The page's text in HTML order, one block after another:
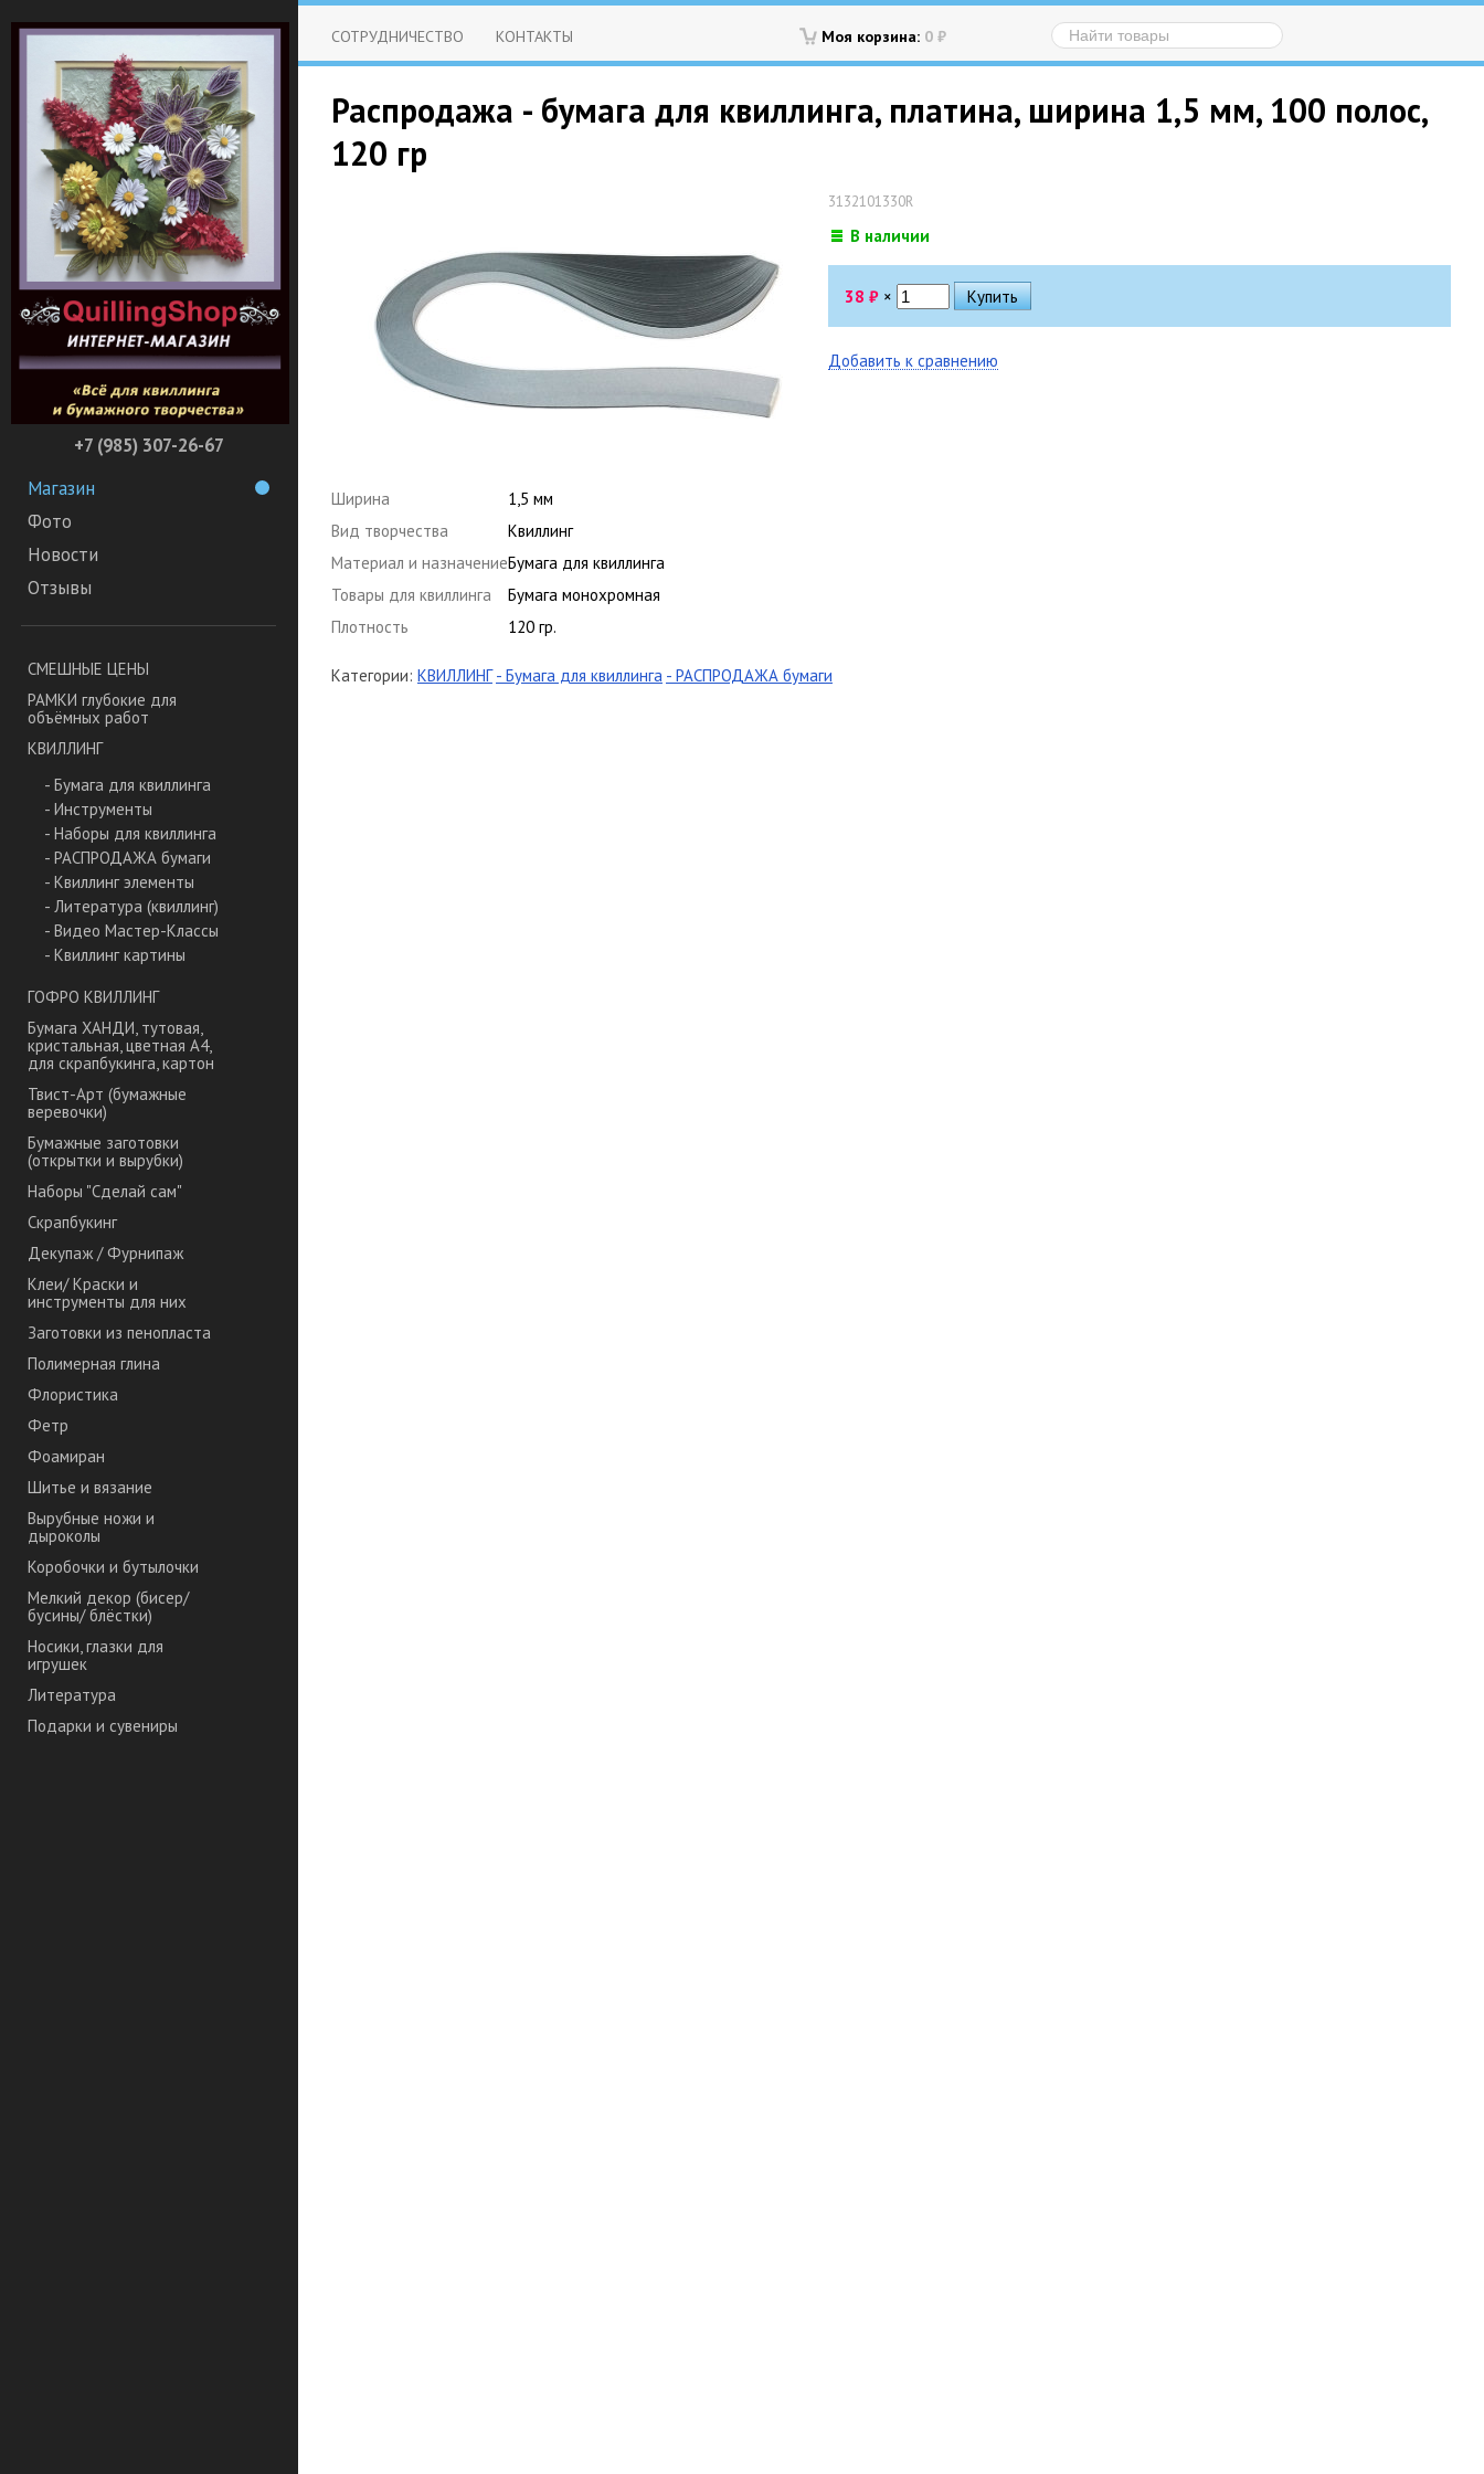
+7 (985) 307-26-67
Магазин
Фото
Новости
Отзывы
СМЕШНЫЕ ЦЕНЫ
РАМКИ глубокие для
объёмных работ
КВИЛЛИНГ
- Бумага для квиллинга
- Инструменты
- Наборы для квиллинга
- РАСПРОДАЖА бумаги
- Квиллинг элементы
- Литература (квиллинг)
- Видео Мастер-Классы
- Квиллинг картины
ГОФРО КВИЛЛИНГ
Бумага ХАНДИ, тутовая,
кристальная, цветная А4,
для скрапбукинга, картон
Твист-Арт (бумажные
веревочки)
Бумажные заготовки
(открытки и вырубки)
Наборы "Сделай сам"
Скрапбукинг
Декупаж / Фурнипаж
Клеи/ Краски и
инструменты для них
Заготовки из пенопласта
Полимерная глина
Флористика
Фетр
Фоамиран
Шитье и вязание
Вырубные ножи и
дыроколы
Коробочки и бутылочки
Мелкий декор (бисер/
бусины/ блёстки)
Носики, глазки для
игрушек
Литература
Подарки и сувениры
Моя корзина: 0 ₽
СОТРУДНИЧЕСТВО КОНТАКТЫ
Распродажа - бумага для квиллинга, платина, ширина 1,5 мм, 100 полос,
120 гр
3132101330R
В наличии
38 ₽ ×
Добавить к сравнению
Ширина
1,5 мм
Вид творчества
Квиллинг
Материал и назначениеБумага для квиллинга
Товары для квиллинга
Бумага монохромная
Плотность
120 гр.
Категории: КВИЛЛИНГ - Бумага для квиллинга - РАСПРОДАЖА бумаги